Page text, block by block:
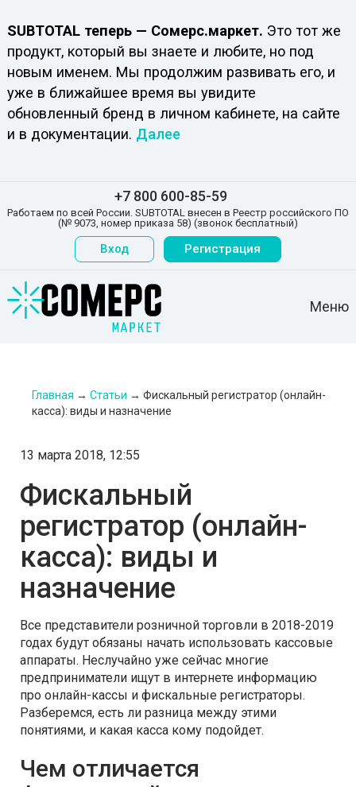
SUBTOTAL теперь — Сомерс.маркет. Это тот же
продукт, который вы знаете и любите, но под
новым именем. Мы продолжим развивать его, и
уже в ближайшее время вы увидите
обновленный бренд в личном кабинете, на сайте
и в документации. Далее
+7 800 600-85-59
Работаем по всей России. SUBTOTAL внесен в Реестр российского ПО
(№ 9073, номер приказа 58) (звонок бесплатный)
Вход Регистрация
Меню
Главная → Статьи → Фискальный регистратор (онлайн-
касса): виды и назначение
13 марта 2018, 12:55
Фискальный
регистратор (онлайн-
касса): виды и
назначение
Все представители розничной торговли в 2018-2019
годах будут обязаны начать использовать кассовые
аппараты. Неслучайно уже сейчас многие
предприниматели ищут в интернете информацию
про онлайн-кассы и фискальные регистраторы.
Разберемся, есть ли разница между этими
понятиями, и какая касса кому подойдет.
Чем отличается